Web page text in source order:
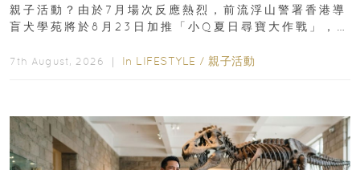
親子活動？由於7月場次反應熱烈，前流浮山警署香港導
盲犬學苑將於8月23日加推「小Q夏日尋寶大作戰」，家
7th August, 2026 ｜ In LIFESTYLE / 親子活動